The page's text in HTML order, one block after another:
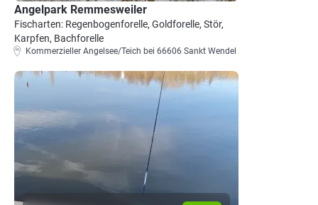
Angelpark Remmesweiler
Fischarten: Regenbogenforelle, Goldforelle, Stör,
Karpfen, Bachforelle
Kommerzieller Angelsee/Teich bei 66606 Sankt Wendel